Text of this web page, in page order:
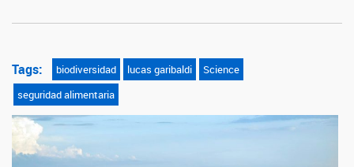
Tags: biodiversidad lucas garibaldi
Science
seguridad alimentaria